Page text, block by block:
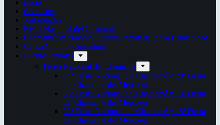
Inicio
Contactos
Autoridades
Fiesta Nacional del Chamamé
Chamamé: Patrimonio Cultural Inmaterial de la Humanidad
Censo Cultural Correntino
Eventos anuales
Fiesta Nacional del Chamamé
34ª Fiesta Nacional del Chamamé y 20ª Fiesta
del Chamamé del Mercosur
33ª Fiesta Nacional del Chamamé y 19ª Fiesta
del Chamamé del Mercosur
32ª Fiesta Nacional del Chamamé y 18ª Fiesta
del Chamamé del Mercosur